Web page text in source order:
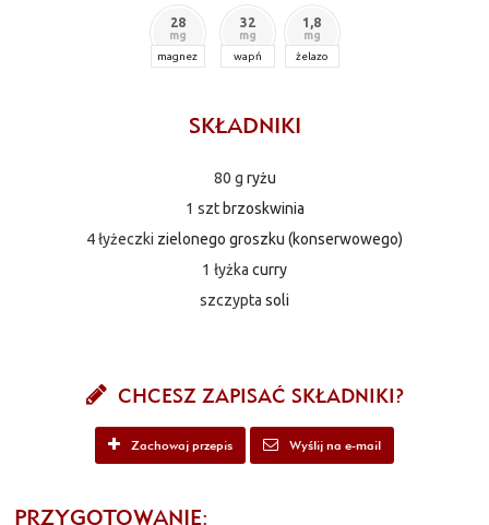
28
mg
magnez
32
mg
wapń
1,8
mg
żelazo
SKŁADNIKI
80 g ryżu
1 szt brzoskwinia
4 łyżeczki zielonego groszku (konserwowego)
1 łyżka curry
szczypta soli
CHCESZ ZAPISAĆ SKŁADNIKI?
Zachowaj przepis Wyślij na e-mail
PRZYGOTOWANIE: